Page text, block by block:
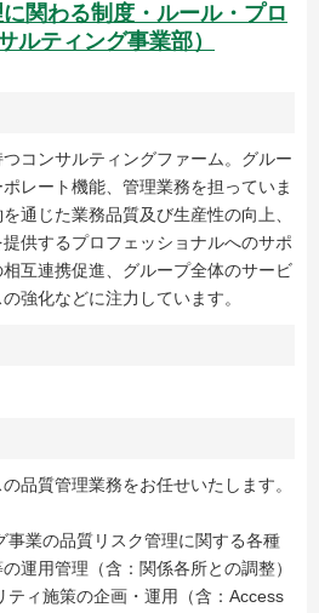
関わる制度・ルール・プロ
ルティング事業部）
コンサルティングファーム。グルー
レート機能、管理業務を担っていま
通じた業務品質及び生産性の向上、
供するプロフェッショナルへのサポ
互連携促進、グループ全体のサービ
強化などに注力しています。
品質管理業務をお任せいたします。
事業の品質リスク管理に関する各種
運用管理（含：関係各所との調整）
ティ施策の企画・運用（含：Access